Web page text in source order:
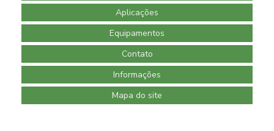
Aplicações
Equipamentos
Contato
Informações
Mapa do site